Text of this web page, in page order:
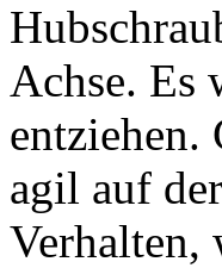
Achse. Es
entziehen.
agil auf
Verhalten,